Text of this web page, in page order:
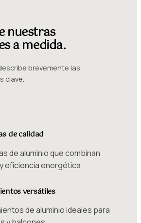
nuestras
a medida.
brevemente las
clave.
de calidad
de aluminio que combinan
eficiencia energética.
versátiles
de aluminio ideales para